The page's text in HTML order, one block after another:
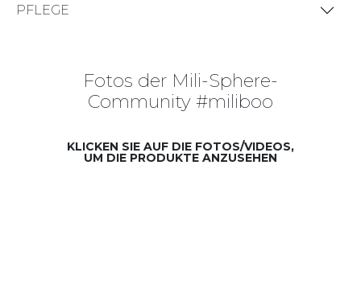
PFLEGE
Fotos der Mili-Sphere-
Community #miliboo
KLICKEN SIE AUF DIE FOTOS/VIDEOS,
UM DIE PRODUKTE ANZUSEHEN